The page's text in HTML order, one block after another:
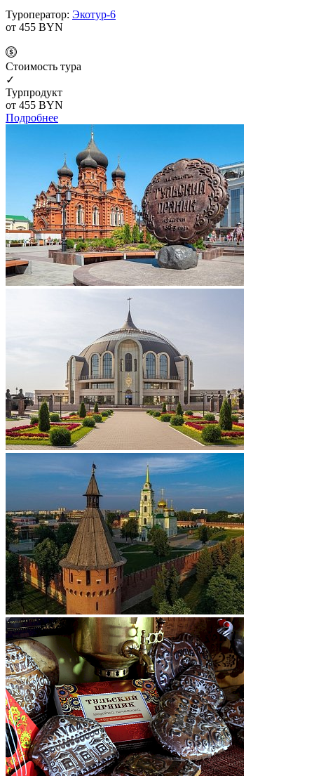
Туроператор: Экотур-6
от 455 BYN
Cтоимость тура
✓
Турпродукт
от 455 BYN
Подробнее